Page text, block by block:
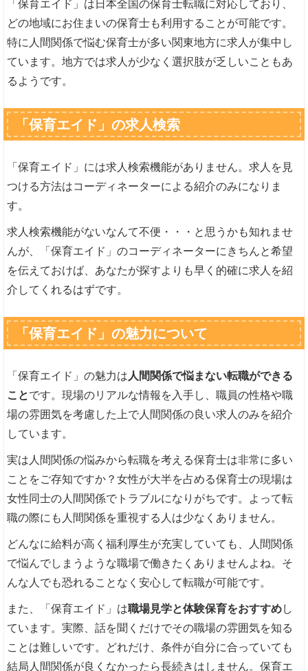
「保育エイド」は日本全国の保育士転職に対応しており、
どの地域にお住まいの保育士も利用することが可能です。
特に人間関係で悩む保育士が多い関東地方に求人が集中し
ています。地方では求人が少なく選択肢が乏しいこともあ
るようです。
「保育エイド」の求人検索
「保育エイド」には求人検索機能がありません。求人を見
つける方法はコーディネーターによる紹介のみになりま
す。
求人検索機能がないなんて不便・・・と思うかも知れませ
んが、「保育エイド」のコーディネーターにきちんと希望
を伝えておけば、あなたが探すよりも早く的確に求人を紹
介してくれるはずです。
「保育エイド」の魅力について
「保育エイド」の魅力は 人間関係で悩まない転職ができる
ことです。現場のリアルな情報を入手し、職員の性格や職
場の雰囲気を考慮した上で人間関係の良い求人のみを紹介
しています。
実は人間関係の悩みから転職を考える保育士は非常に多い
ことをご存知ですか？女性が大半を占める保育士の現場は
女性同士の人間関係でトラブルになりがちです。よって転
職の際にも人間関係を重視する人は少なくありません。
どんなに給料が高く福利厚生が充実していても、人間関係
で悩んでしまうような職場で働きたくありませんよね。そ
んな人でも恐れることなく安心して転職が可能です。
また、「保育エイド」は職場見学と体験保育をおすすめし
ています。実際、話を聞くだけでその職場の雰囲気を知る
ことは難しいです。どれだけ、条件が自分に合っていても
結局人間関係が良くなかったら長続きはしません。保育エ